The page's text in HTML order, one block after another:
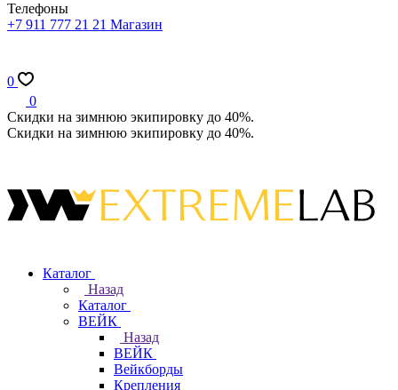
Телефоны
+7 911 777 21 21 Магазин
0
0
Скидки на зимнюю экипировку до 40%.
Скидки на зимнюю экипировку до 40%.
Каталог
Назад
Каталог
ВЕЙК
Назад
ВЕЙК
Вейкборды
Крепления